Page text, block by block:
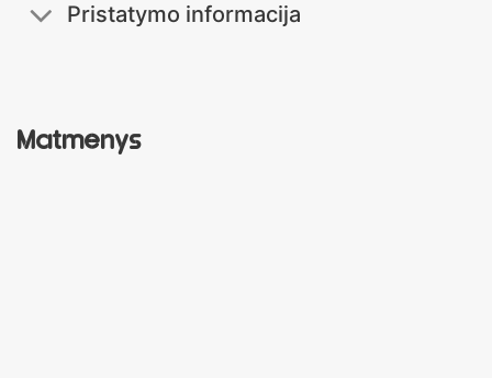
Matmenys
Pristatymo informacija